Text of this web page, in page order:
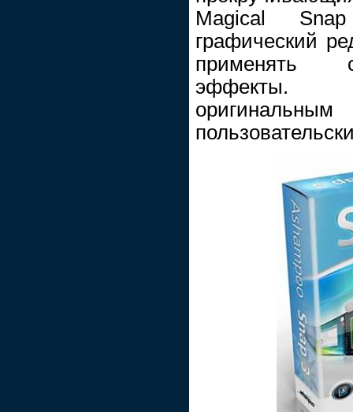
Magical
графический
применять
эффекты.